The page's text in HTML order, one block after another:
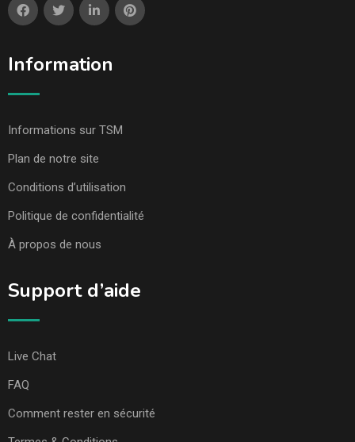
Information
Informations sur TSM
Plan de notre site
Conditions d’utilisation
Politique de confidentialité
À propos de nous
Support d’aide
Live Chat
FAQ
Comment rester en sécurité